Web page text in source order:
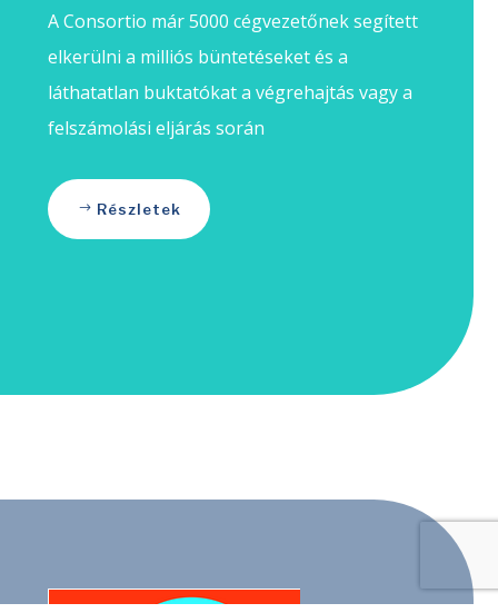
A Consortio már 5000 cégvezetőnek segített
elkerülni a milliós büntetéseket és a
láthatatlan buktatókat a végrehajtás vagy a
felszámolási eljárás során
Részletek